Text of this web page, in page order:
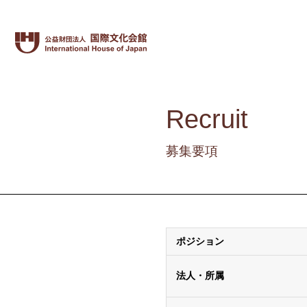
Recruit
募集要項
ポジション
法人・所属